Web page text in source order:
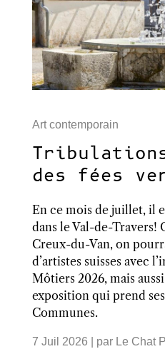
Art contemporain
des fées
En ce mois de juillet, il
dans le Val-de-Travers!
Creux-du-Van, on
d’artistes suisses avec
Môtiers 2026, mais
exposition qui prend
Communes.
7 Juil 2026 | par Le Chat